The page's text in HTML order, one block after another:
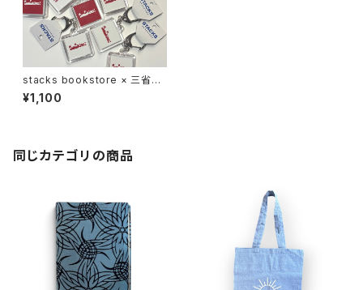
stacks bookstore × 三省堂
書店 - キーホルダー
¥1,100
同じカテゴリの商品